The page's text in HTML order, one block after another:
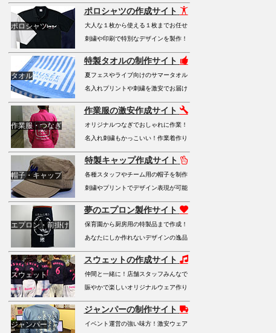
ポロシャツ
ポロシャツの作成サイト
大人な１枚から使える１枚までお任せ
刺繍や印刷で特別なデザインを製作！
タオル
特製タオルの制作サイト
夏フェスやライブ向けのサマータオル
名入れプリントや刺繍を激安でお届け
作業服・つなぎ
作業服の激安作成サイト
オリジナルつなぎでおしゃれに作業！
名入れ刺繍もかっこいい！作業着作り
帽子・キャップ
特製キャップ作成サイト
各種スタッフやチーム用の帽子を制作
刺繍やプリントでデザイン表現が可能
エプロン・前掛け
夢のエプロン製作サイト
保育園から厨房用の特製品まで作成！
あなたにしか作れないデザインの逸品
スウェット
スウェットの作成サイト
仲間と一緒に！店舗スタッフみんなで
賑やかで楽しいオリジナルウェア作り
ジャンパー
ジャンパーの制作サイト
イベント運営の強い味方！激安ウェア